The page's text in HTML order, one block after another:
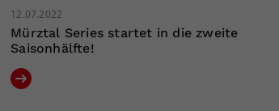
12.07.2022
Mürztal Series startet in die zweite
Saisonhälfte!